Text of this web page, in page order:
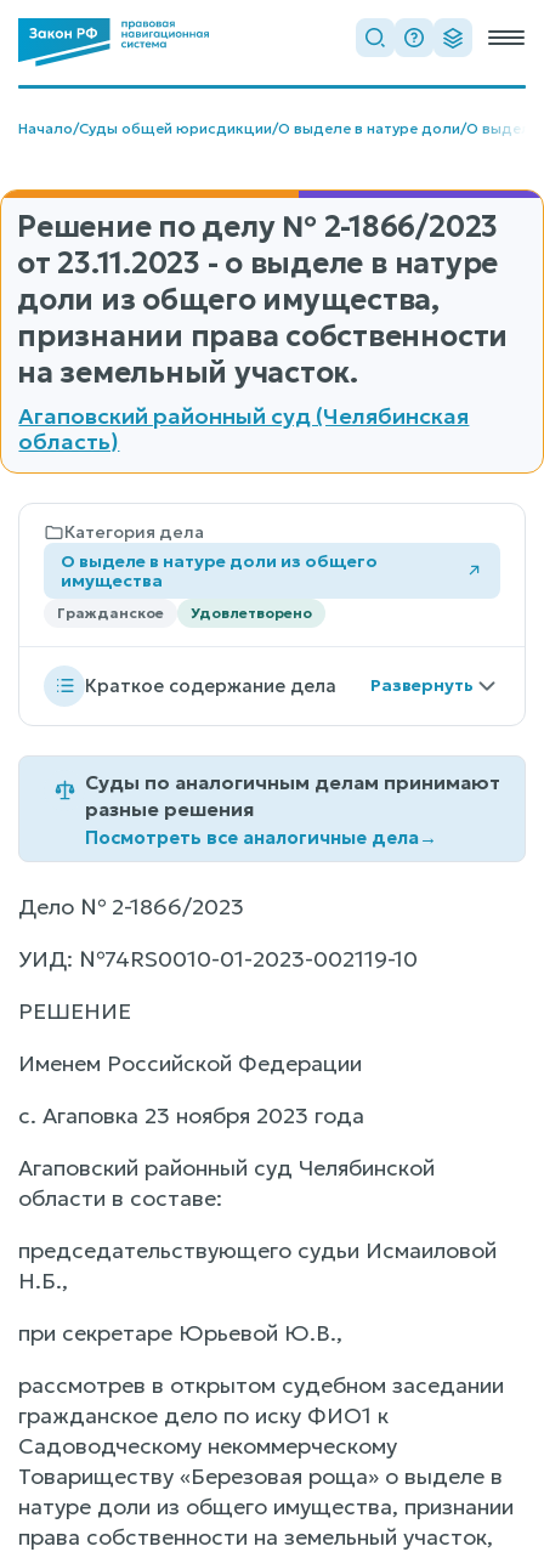
Начало/Суды общей юрисдикции/О выделе в натуре доли/О выделе
Решение по делу № 2-1866/2023
от 23.11.2023 - о выделе в натуре
доли из общего имущества,
признании права собственности
на земельный участок.
Агаповский районный суд (Челябинская
область)
Категория дела
О выделе в натуре доли из общего
имущества
Гражданское Удовлетворено
Краткое содержание дела
Суды по аналогичным делам принимают
разные решения
Посмотреть все аналогичные дела→
Дело № 2-1866/2023
УИД: №74RS0010-01-2023-002119-10
РЕШЕНИЕ
Именем Российской Федерации
с. Агаповка 23 ноября 2023 года
Агаповский районный суд Челябинской
области в составе:
председательствующего судьи Исмаиловой
Н.Б.,
при секретаре Юрьевой Ю.В.,
рассмотрев в открытом судебном заседании
гражданское дело по иску ФИО1 к
Садоводческому некоммерческому
Товариществу «Березовая роща» о выделе в
натуре доли из общего имущества, признании
права собственности на земельный участок,